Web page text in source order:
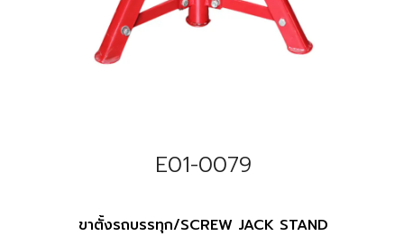
E01-0079
ขาตั้งรถบรรทุก/SCREW JACK STAND